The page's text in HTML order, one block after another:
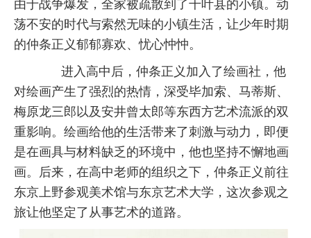
荡不安的时代与索然无味的小镇生活，让少年时期
的仲条正义郁郁寡欢、忧心忡忡。
进入高中后，仲条正义加入了绘画社，他
对绘画产生了强烈的热情，深受毕加索、马蒂斯、
梅原龙三郎以及安井曾太郎等东西方艺术流派的双
重影响。绘画给他的生活带来了刺激与动力，即便
是在画具与材料缺乏的环境中，他也坚持不懈地画
画。后来，在高中老师的组织之下，仲条正义前往
东京上野参观美术馆与东京艺术大学，这次参观之
旅让他坚定了从事艺术的道路。